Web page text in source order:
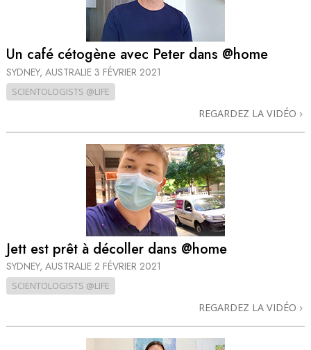
Un café cétogène avec Peter dans @home
SYDNEY, AUSTRALIE 3 FÉVRIER 2021
SCIENTOLOGISTS @LIFE
REGARDEZ LA VIDÉO
Jett est prêt à décoller dans @home
SYDNEY, AUSTRALIE 2 FÉVRIER 2021
SCIENTOLOGISTS @LIFE
REGARDEZ LA VIDÉO